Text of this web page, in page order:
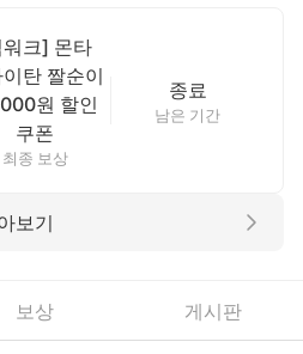
크] 몬타
탄 짤순이
원 할인
쿠폰
최종 보상
종료
남은 기간
보기
보상 게시판